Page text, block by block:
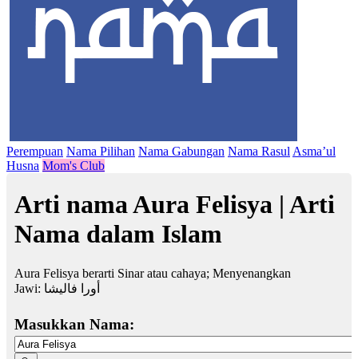
Perempuan Nama Pilihan Nama Gabungan Nama Rasul Asma’ul
Husna Mom's Club
Arti nama Aura Felisya | Arti
Nama dalam Islam
Aura Felisya berarti Sinar atau cahaya; Menyenangkan
Jawi: أورا فاليشا
Masukkan Nama: